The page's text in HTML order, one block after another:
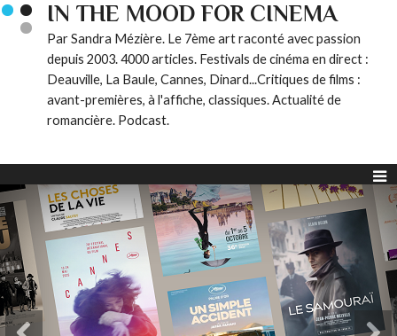
IN THE MOOD FOR CINEMA
Par Sandra Mézière. Le 7ème art raconté avec passion
depuis 2003. 4000 articles. Festivals de cinéma en direct :
Deauville, La Baule, Cannes, Dinard...Critiques de films :
avant-premières, à l'affiche, classiques. Actualité de
romancière. Podcast.